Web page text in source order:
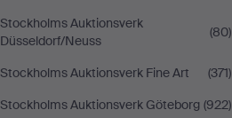
Stockholms Auktionsverk
Düsseldorf/Neuss
(80)
Stockholms Auktionsverk Fine Art
(371)
Stockholms Auktionsverk Göteborg (922)